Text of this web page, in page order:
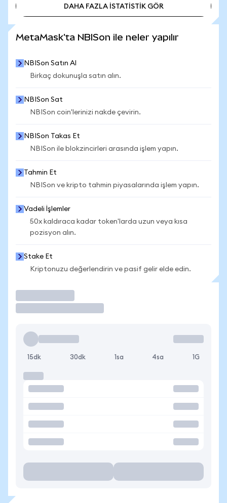
DAHA FAZLA İSTATİSTİK GÖR
MetaMask'ta NBISon ile neler yapılır
NBISon Satın Al
Birkaç dokunuşla satın alın.
NBISon Sat
NBISon coin'lerinizi nakde çevirin.
NBISon Takas Et
NBISon ile blokzincirleri arasında işlem yapın.
Tahmin Et
NBISon ve kripto tahmin piyasalarında işlem yapın.
Vadeli İşlemler
50x kaldıraca kadar token'larda uzun veya kısa
pozisyon alın.
Stake Et
Kriptonuzu değerlendirin ve pasif gelir elde edin.
15dk 30dk 1sa 4sa 1G